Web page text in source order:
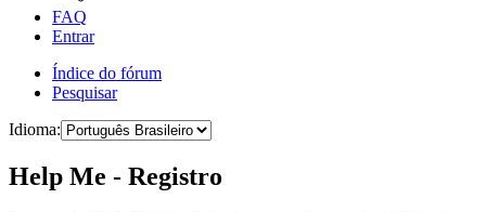
FAQ
Entrar
Índice do fórum
Pesquisar
Idioma:
Help Me - Registro